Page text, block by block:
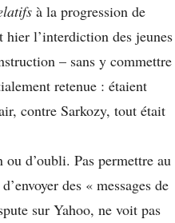
à la progression de
hier l’interdiction des jeunes
– sans y commettre
retenue : étaient
contre Sarkozy, tout était
d’oubli. Pas permettre au
des « messages de
sur Yahoo, ne voit pas